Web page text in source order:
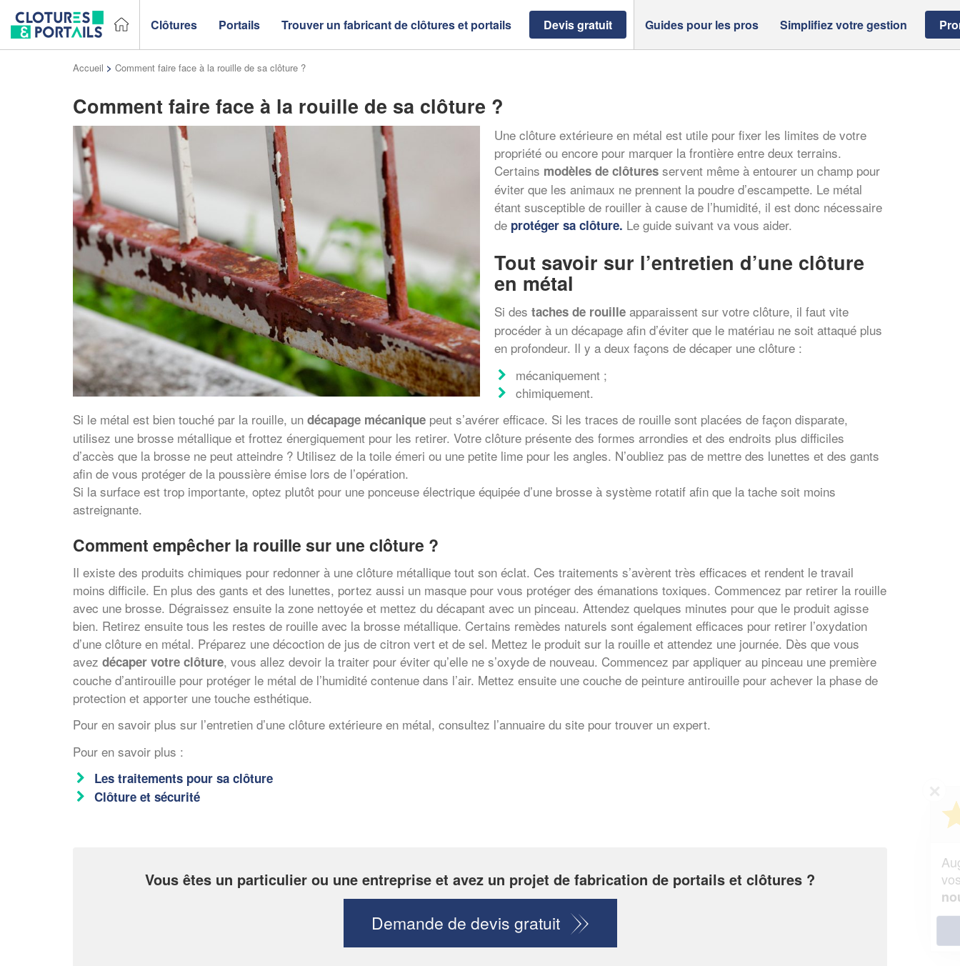
Clôtures Portails Trouver un fabricant de clôtures et portails Devis gratuit Guides pour les pros Simplifiez votre gestion
Accueil > Comment faire face à la rouille de sa clôture ?
Comment faire face à la rouille de sa clôture ?
Une clôture extérieure en métal est utile pour fixer les limites de votre
propriété ou encore pour marquer la frontière entre deux terrains.
Certains modèles de clôtures servent même à entourer un champ pour
éviter que les animaux ne prennent la poudre d’escampette. Le métal
étant susceptible de rouiller à cause de l’humidité, il est donc nécessaire
de protéger sa clôture. Le guide suivant va vous aider.
Tout savoir sur l’entretien d’une clôture
en métal
Si des taches de rouille apparaissent sur votre clôture, il faut vite
procéder à un décapage afin d’éviter que le matériau ne soit attaqué plus
en profondeur. Il y a deux façons de décaper une clôture :
mécaniquement ;
chimiquement.
Si le métal est bien touché par la rouille, un décapage mécanique peut s’avérer efficace. Si les traces de rouille sont placées de façon disparate,
utilisez une brosse métallique et frottez énergiquement pour les retirer. Votre clôture présente des formes arrondies et des endroits plus difficiles
d’accès que la brosse ne peut atteindre ? Utilisez de la toile émeri ou une petite lime pour les angles. N’oubliez pas de mettre des lunettes et des gants
afin de vous protéger de la poussière émise lors de l’opération.
Si la surface est trop importante, optez plutôt pour une ponceuse électrique équipée d’une brosse à système rotatif afin que la tache soit moins
astreignante.
Comment empêcher la rouille sur une clôture ?
Il existe des produits chimiques pour redonner à une clôture métallique tout son éclat. Ces traitements s’avèrent très efficaces et rendent le travail
moins difficile. En plus des gants et des lunettes, portez aussi un masque pour vous protéger des émanations toxiques. Commencez par retirer la rouille
avec une brosse. Dégraissez ensuite la zone nettoyée et mettez du décapant avec un pinceau. Attendez quelques minutes pour que le produit agisse
bien. Retirez ensuite tous les restes de rouille avec la brosse métallique. Certains remèdes naturels sont également efficaces pour retirer l’oxydation
d’une clôture en métal. Préparez une décoction de jus de citron vert et de sel. Mettez le produit sur la rouille et attendez une journée. Dès que vous
avez décaper votre clôture, vous allez devoir la traiter pour éviter qu’elle ne s’oxyde de nouveau. Commencez par appliquer au pinceau une première
couche d’antirouille pour protéger le métal de l’humidité contenue dans l’air. Mettez ensuite une couche de peinture antirouille pour achever la phase de
protection et apporter une touche esthétique.
Pour en savoir plus sur l’entretien d’une clôture extérieure en métal, consultez l’annuaire du site pour trouver un expert.
Pour en savoir plus :
Les traitements pour sa clôture
Clôture et sécurité
Vous êtes un particulier ou une entreprise et avez un projet de fabrication de portails et clôtures ?
Demande de devis gratuit
vosmargestout en gagnant de